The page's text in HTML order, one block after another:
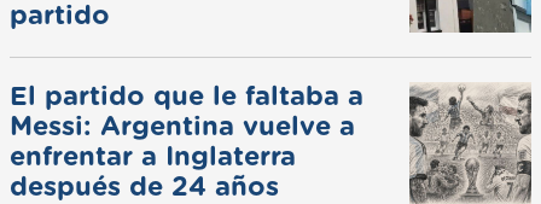
partido
El partido que le faltaba a
Messi: Argentina vuelve a
enfrentar a Inglaterra
después de 24 años